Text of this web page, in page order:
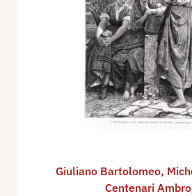
Giuliano Bartolomeo,
Centenari